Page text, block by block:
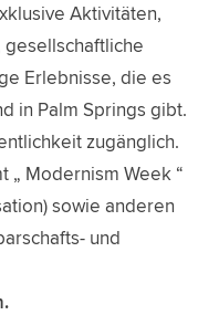
Aktivitäten,
Erlebnisse, die es
in Palm Springs gibt.
zugänglich.
„ Modernism Week “
sowie anderen
und